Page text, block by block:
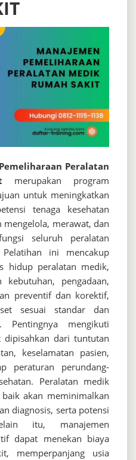
Peralatan
merupakan program
untuk meningkatkan
tenaga kesehatan
mengelola, merawat, dan
seluruh peralatan
ini mencakup
hidup peralatan medik,
pengadaan,
preventif dan korektif,
sesuai standar dan
Pentingnya mengikuti
dari tuntutan
keselamatan pasien,
peraturan perundang-
Peralatan medik
akan meminimalkan
diagnosis, serta potensi
itu, manajemen
dapat menekan biaya
memperpanjang usia